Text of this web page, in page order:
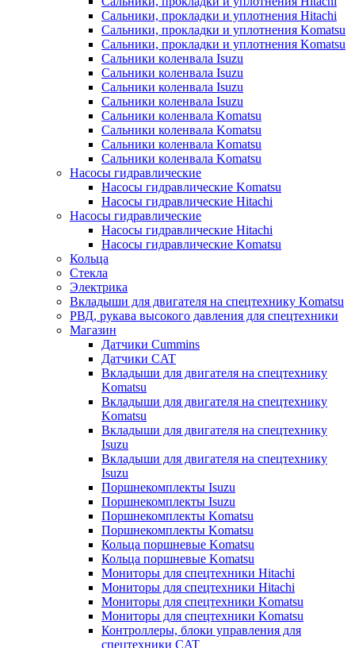
Сальники, прокладки и уплотнения Hitachi
Сальники, прокладки и уплотнения Komatsu
Сальники, прокладки и уплотнения Komatsu
Сальники коленвала Isuzu
Сальники коленвала Isuzu
Сальники коленвала Isuzu
Сальники коленвала Isuzu
Сальники коленвала Komatsu
Сальники коленвала Komatsu
Сальники коленвала Komatsu
Сальники коленвала Komatsu
Насосы гидравлические
Насосы гидравлические Komatsu
Насосы гидравлические Hitachi
Насосы гидравлические
Насосы гидравлические Hitachi
Насосы гидравлические Komatsu
Кольца
Стекла
Электрика
Вкладыши для двигателя на спецтехнику Komatsu
РВД, рукава высокого давления для спецтехники
Магазин
Датчики Cummins
Датчики CAT
Вкладыши для двигателя на спецтехнику
Komatsu
Вкладыши для двигателя на спецтехнику
Komatsu
Вкладыши для двигателя на спецтехнику
Isuzu
Вкладыши для двигателя на спецтехнику
Isuzu
Поршнекомплекты Isuzu
Поршнекомплекты Isuzu
Поршнекомплекты Komatsu
Поршнекомплекты Komatsu
Кольца поршневые Komatsu
Кольца поршневые Komatsu
Мониторы для спецтехники Hitachi
Мониторы для спецтехники Hitachi
Мониторы для спецтехники Komatsu
Мониторы для спецтехники Komatsu
Контроллеры, блоки управления для
спецтехники CAT